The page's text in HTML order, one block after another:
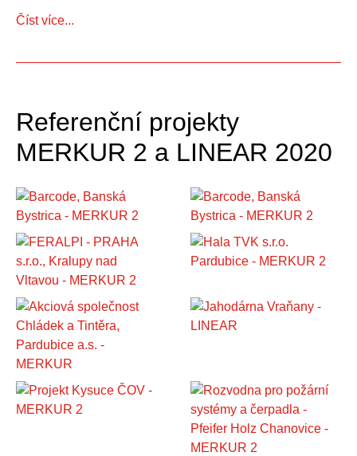
Číst více...
Referenční projekty
MERKUR 2 a LINEAR 2020